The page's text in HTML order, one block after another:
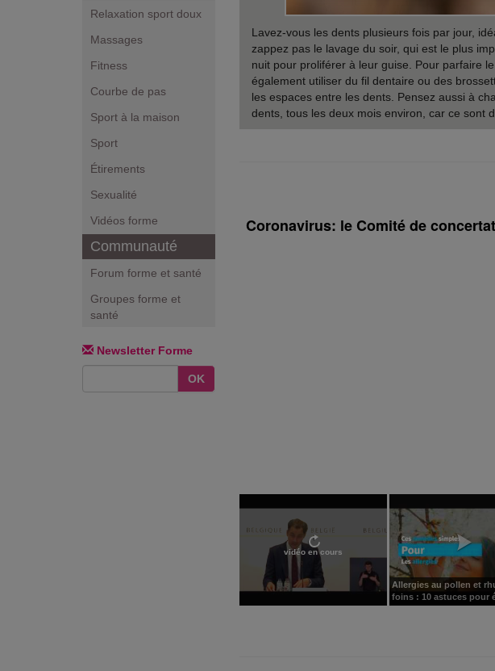
Relaxation sport doux
Massages
Fitness
Courbe de pas
Sport à la maison
Sport
Étirements
Sexualité
Vidéos forme
Communauté
Forum forme et santé
Groupes forme et
santé
Newsletter Forme
OK
Lavez-vous les dents plusieurs fois par jour,
zappez pas le lavage du soir, qui est le plus
nuit pour proliférer à leur guise. Pour parfaire
également utiliser du fil dentaire ou des
les espaces entre les dents. Pensez aussi à
dents, tous les deux mois environ, car ce sont
Coronavirus: le Comité de
vidéo en cours
Allergies au pollen et
foins : 10 astuces pour